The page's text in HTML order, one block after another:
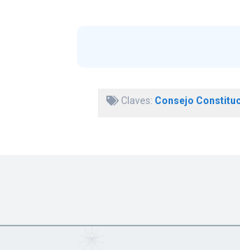
Claves: Consejo